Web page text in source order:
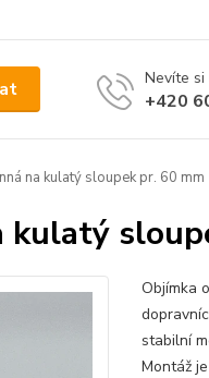
Nevíte si
+420
na kulatý sloupek pr. 60 mm
Objímka
stabilní
Montáž